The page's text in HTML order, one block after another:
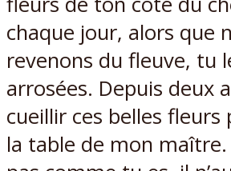
chaque jour, alors que
revenons du fleuve, tu
arrosées. Depuis deux
cueillir ces belles
la table de mon maître.